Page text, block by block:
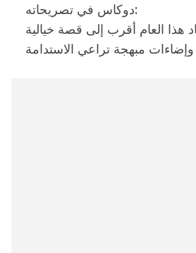
دوكاس في تصريحاته:
هذا العام أقرب إلى قصة خيالية